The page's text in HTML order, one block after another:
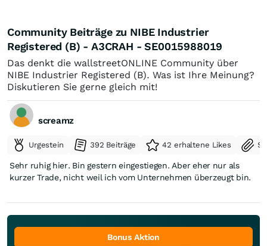
Community Beiträge zu NIBE Industrier
Registered (B) - A3CRAH - SE0015988019
Das denkt die wallstreetONLINE Community über
NIBE Industrier Registered (B). Was ist Ihre Meinung?
Diskutieren Sie gerne gleich mit!
screamz
Urgestein 392 Beiträge 42 erhaltene Likes
Sehr ruhig hier. Bin gestern eingestiegen. Aber eher nur als
kurzer Trade, nicht weil ich vom Unternehmen überzeugt bin.
Bonus Aktion